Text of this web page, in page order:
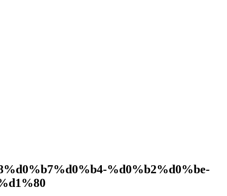
%d0%b2%d0%be-